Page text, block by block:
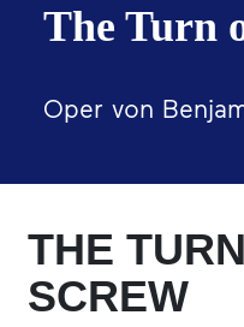
The Turn
Oper von
THE
SCREW